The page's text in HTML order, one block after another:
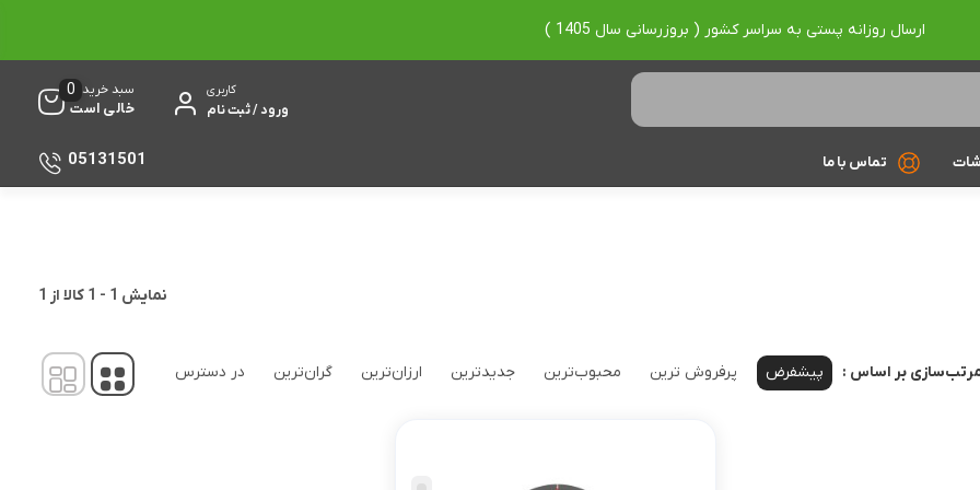
ارسال روزانه پستی به سراسر کشور ( بروزرسانی سال 1405 )
کاربری
ورود / ثبت نام
سبد خرید
خالی است
0
Acer
تماس با ما 05131501
نمایش 1
-
1 کالا از 1
بر اساس : پیشفرض پرفروش ترین محبوب‌ترین جدیدترین ارزان‌ترین گران‌ترین در دسترس